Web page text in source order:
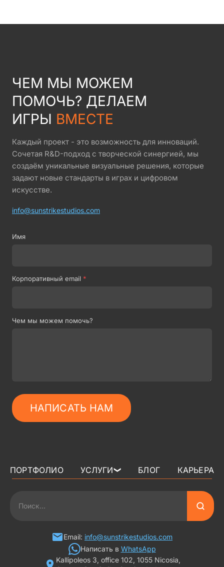
ЧЕМ МЫ МОЖЕМ
ПОМОЧЬ? ДЕЛАЕМ
ИГРЫ ВМЕСТЕ
Каждый проект - это возможность для инноваций.
Сочетая R&D-подход с творческой синергией, мы
создаём уникальные визуальные решения, которые
задают новые стандарты в играх и цифровом
искусстве.
info@sunstrikestudios.com
Имя
Корпоративный email *
Чем мы можем помочь?
НАПИСАТЬ НАМ
ПОРТФОЛИО УСЛУГИ ❯ БЛОГ
КАРЬЕРА
ГРАФИКА ДЛЯ СЛОТОВ
3D ПЕРСОНАЖИ
Email: info@sunstrikestudios.com
Написать в WhatsApp
Kallipoleos 3, office 102, 1055 Nicosia,